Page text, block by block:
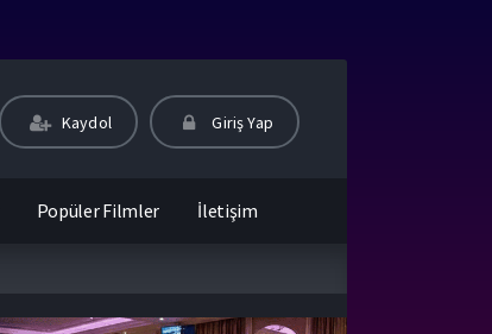
Kaydol Giriş Yap
Popüler Filmler İletişim